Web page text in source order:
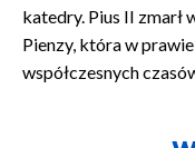
katedry. Pius II zmarł
Pienzy, która w
współczesnych